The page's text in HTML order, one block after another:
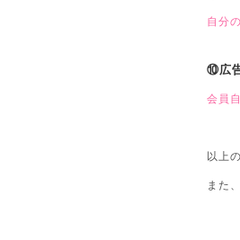
自分
⑩広
会員
以上
また